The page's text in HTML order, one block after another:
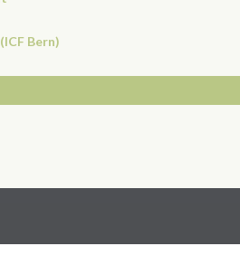
Bern)